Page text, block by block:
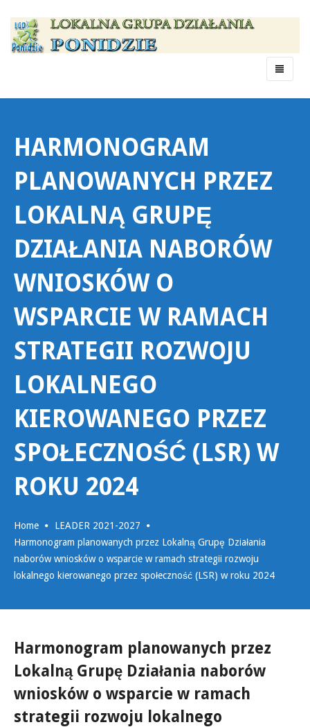
Menu
HARMONOGRAM
PLANOWANYCH PRZEZ
LOKALNĄ GRUPĘ
DZIAŁANIA NABORÓW
WNIOSKÓW O
WSPARCIE W RAMACH
STRATEGII ROZWOJU
LOKALNEGO
KIEROWANEGO PRZEZ
SPOŁECZNOŚĆ (LSR) W
ROKU 2024
Home
LEADER 2021-2027
Harmonogram planowanych przez Lokalną Grupę Działania
naborów wniosków o wsparcie w ramach strategii rozwoju
lokalnego kierowanego przez społeczność (LSR) w roku 2024
Harmonogram planowanych przez
Lokalną Grupę Działania naborów
wniosków o wsparcie w ramach
strategii rozwoju lokalnego